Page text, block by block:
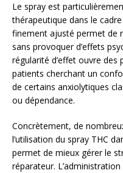
Le spray est
thérapeutique dans le
finement ajusté permet de
sans provoquer d’effets
régularité d’effet ouvre
patients cherchant un
de certains anxiolytiques
ou dépendance.
Concrètement, de
l’utilisation du spray THC
permet de mieux gérer le
réparateur.